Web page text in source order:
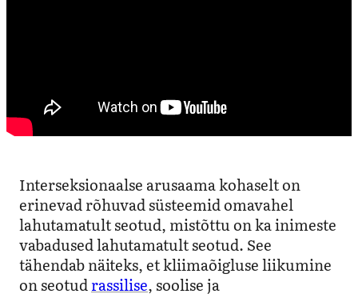
Interseksionaalse arusaama kohaselt on
erinevad rõhuvad süsteemid omavahel
lahutamatult seotud, mistõttu on ka inimeste
vabadused lahutamatult seotud. See
tähendab näiteks, et kliimaõigluse liikumine
on seotudrassilise, soolise ja